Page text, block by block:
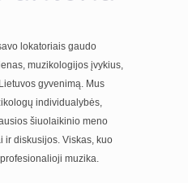
lokatoriais gaudo
muzikologijos įvykius,
gyvenimą. Mus
individualybės,
šiuolaikinio meno
ir diskusijos. Viskas, kuo
muzika.